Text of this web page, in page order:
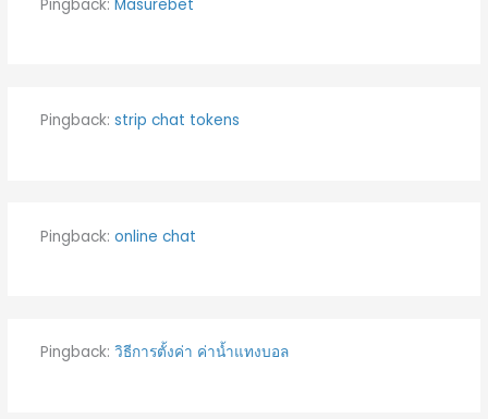
Pingback: Masurebet
Pingback: strip chat tokens
Pingback: online chat
Pingback: วิธีการตั้งค่า ค่าน้ำแทงบอล